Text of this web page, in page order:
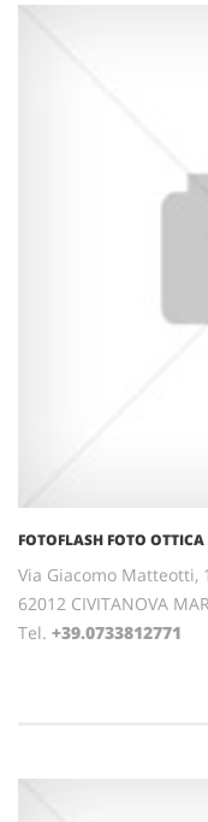
FOTOFLASH FOTO
Via Giacomo Matteotti,
62012 CIVITANOVA
Tel. +39.0733812771